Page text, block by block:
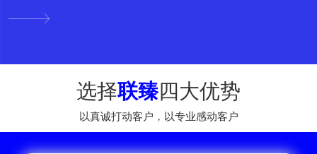
选择联臻四大优势
以真诚打动客户，以专业感动客户